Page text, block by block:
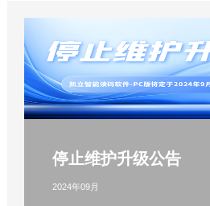
停止维护升级公告
2024年09月